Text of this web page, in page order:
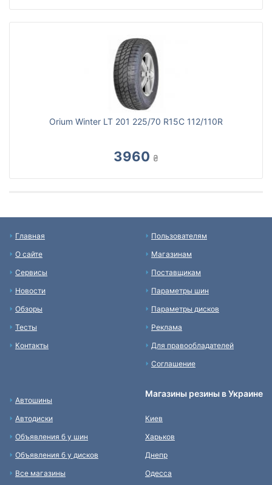
Orium Winter LT 201 225/70 R15C 112/110R
3960 ₴
Главная
О сайте
Сервисы
Новости
Обзоры
Тесты
Контакты
Пользователям
Магазинам
Поставщикам
Параметры шин
Параметры дисков
Реклама
Для правообладателей
Соглашение
Автошины
Автодиски
Объявления б у шин
Объявления б у дисков
Все магазины
Магазины резины в Украине
Киев
Харьков
Днепр
Одесса